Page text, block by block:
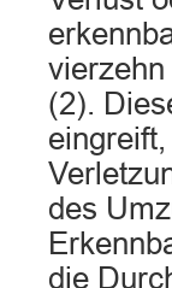
vierzehn
(2).
des
die